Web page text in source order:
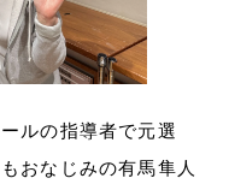
ルの指導者で元選
おなじみの有馬隼人